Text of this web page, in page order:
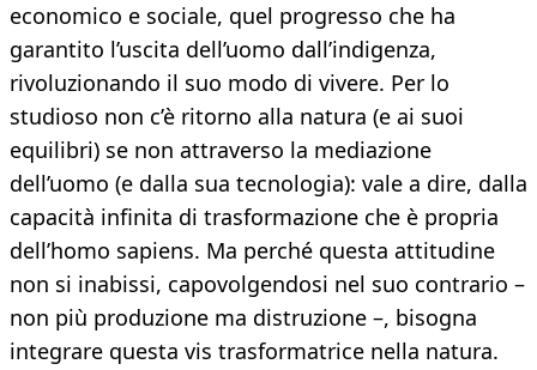
economico e sociale, quel progresso che ha
garantito l’uscita dell’uomo dall’indigenza,
rivoluzionando il suo modo di vivere. Per lo
studioso non c’è ritorno alla natura (e ai suoi
equilibri) se non attraverso la mediazione
dell’uomo (e dalla sua tecnologia): vale a dire, dalla
capacità infinita di trasformazione che è propria
dell’homo sapiens. Ma perché questa attitudine
non si inabissi, capovolgendosi nel suo contrario –
non più produzione ma distruzione –, bisogna
integrare questa vis trasformatrice nella natura.